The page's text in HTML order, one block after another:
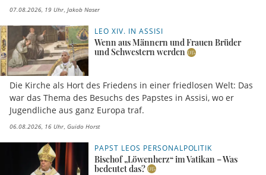
07.08.2026, 19 Uhr Jakob Naser
LEO XIV. IN ASSISI
Wenn aus Männern und Frauen Brüder
und Schwestern werden
Die Kirche als Hort des Friedens in einer friedlosen Welt: Das
war das Thema des Besuchs des Papstes in Assisi, wo er
Jugendliche aus ganz Europa traf.
06.08.2026, 16 Uhr Guido Horst
PAPST LEOS PERSONALPOLITIK
Bischof „Löwenherz“ im Vatikan – Was
bedeutet das?